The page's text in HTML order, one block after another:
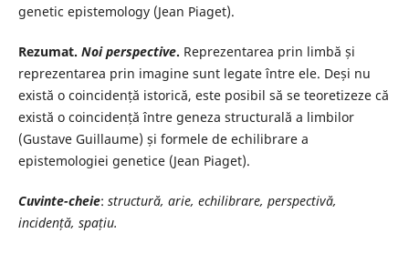
genetic epistemology (Jean Piaget).
Rezumat. Noi perspective. Reprezentarea prin limbă și
reprezentarea prin imagine sunt legate între ele. Deși nu
există o coincidență istorică, este posibil să se teoretizeze că
există o coincidență între geneza structurală a limbilor
(Gustave Guillaume) și formele de echilibrare a
epistemologiei genetice (Jean Piaget).
Cuvinte-cheie: structură, arie, echilibrare, perspectivă,
incidență, spațiu.